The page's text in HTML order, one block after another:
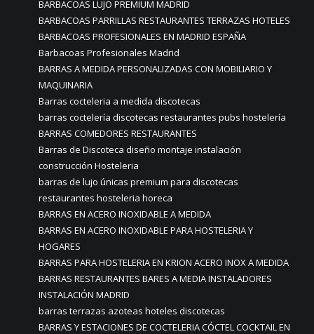
BARBACOAS LUJO PREMIUM MADRID
BARBACOAS PARRILLAS RESTAURANTES TERRAZAS HOTELES
BARBACOAS PROFESIONALES EN MADRID ESPAÑA
Barbacoas Profesionales Madrid
BARRAS A MEDIDA PERSONALIZADAS CON MOBILIARIO Y
MAQUINARIA
Barras cocteleria a medida discotecas
barras coctelería discotecas restaurantes pubs hostelería
BARRAS COMEDORES RESTAURANTES
Barras de Discoteca diseño montaje instalación
construcción Hosteleria
barras de lujo únicas premium para discotecas
restaurantes hosteleria horeca
BARRAS EN ACERO INOXIDABLE A MEDIDA
BARRAS EN ACERO INOXIDABLE PARA HOSTELERIA Y
HOGARES
BARRAS PARA HOSTELERIA EN KRION ACERO INOX A MEDIDA
BARRAS RESTAURANTES BARES A MEDIA INSTALADORES
INSTALACIÓN MADRID
barras terrazas azoteas hoteles discotecas
BARRAS Y ESTACIONES DE COCTELERIA CÓCTEL COCKTAIL EN